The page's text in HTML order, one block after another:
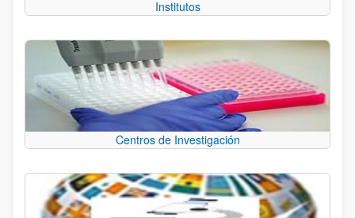
Institutos
Centros de Investigación